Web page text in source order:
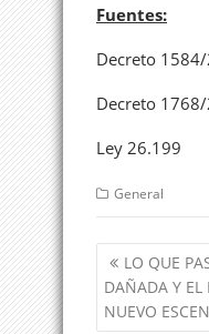
Fuentes:
Decreto
Decreto
Ley 26.199
General
de
entradas
LO QUE
DAÑADA Y EL
NUEVO